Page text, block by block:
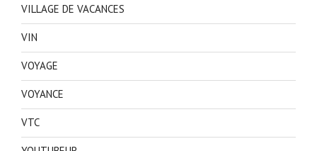
VILLAGE DE VACANCES
VIN
VOYAGE
VOYANCE
VTC